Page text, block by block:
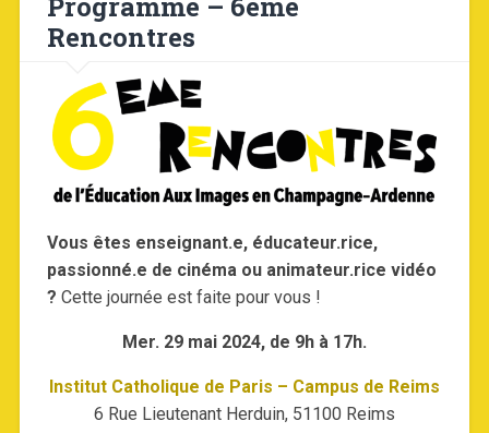
Rencontres
Vous êtes enseignant.e, éducateur.rice,
passionné.e de cinéma ou animateur.rice vidéo
? Cette journée est faite pour vous !
Mer. 29 mai 2024, de 9h à 17h.
Institut Catholique de Paris – Campus de Reims
6 Rue Lieutenant Herduin, 51100 Reims